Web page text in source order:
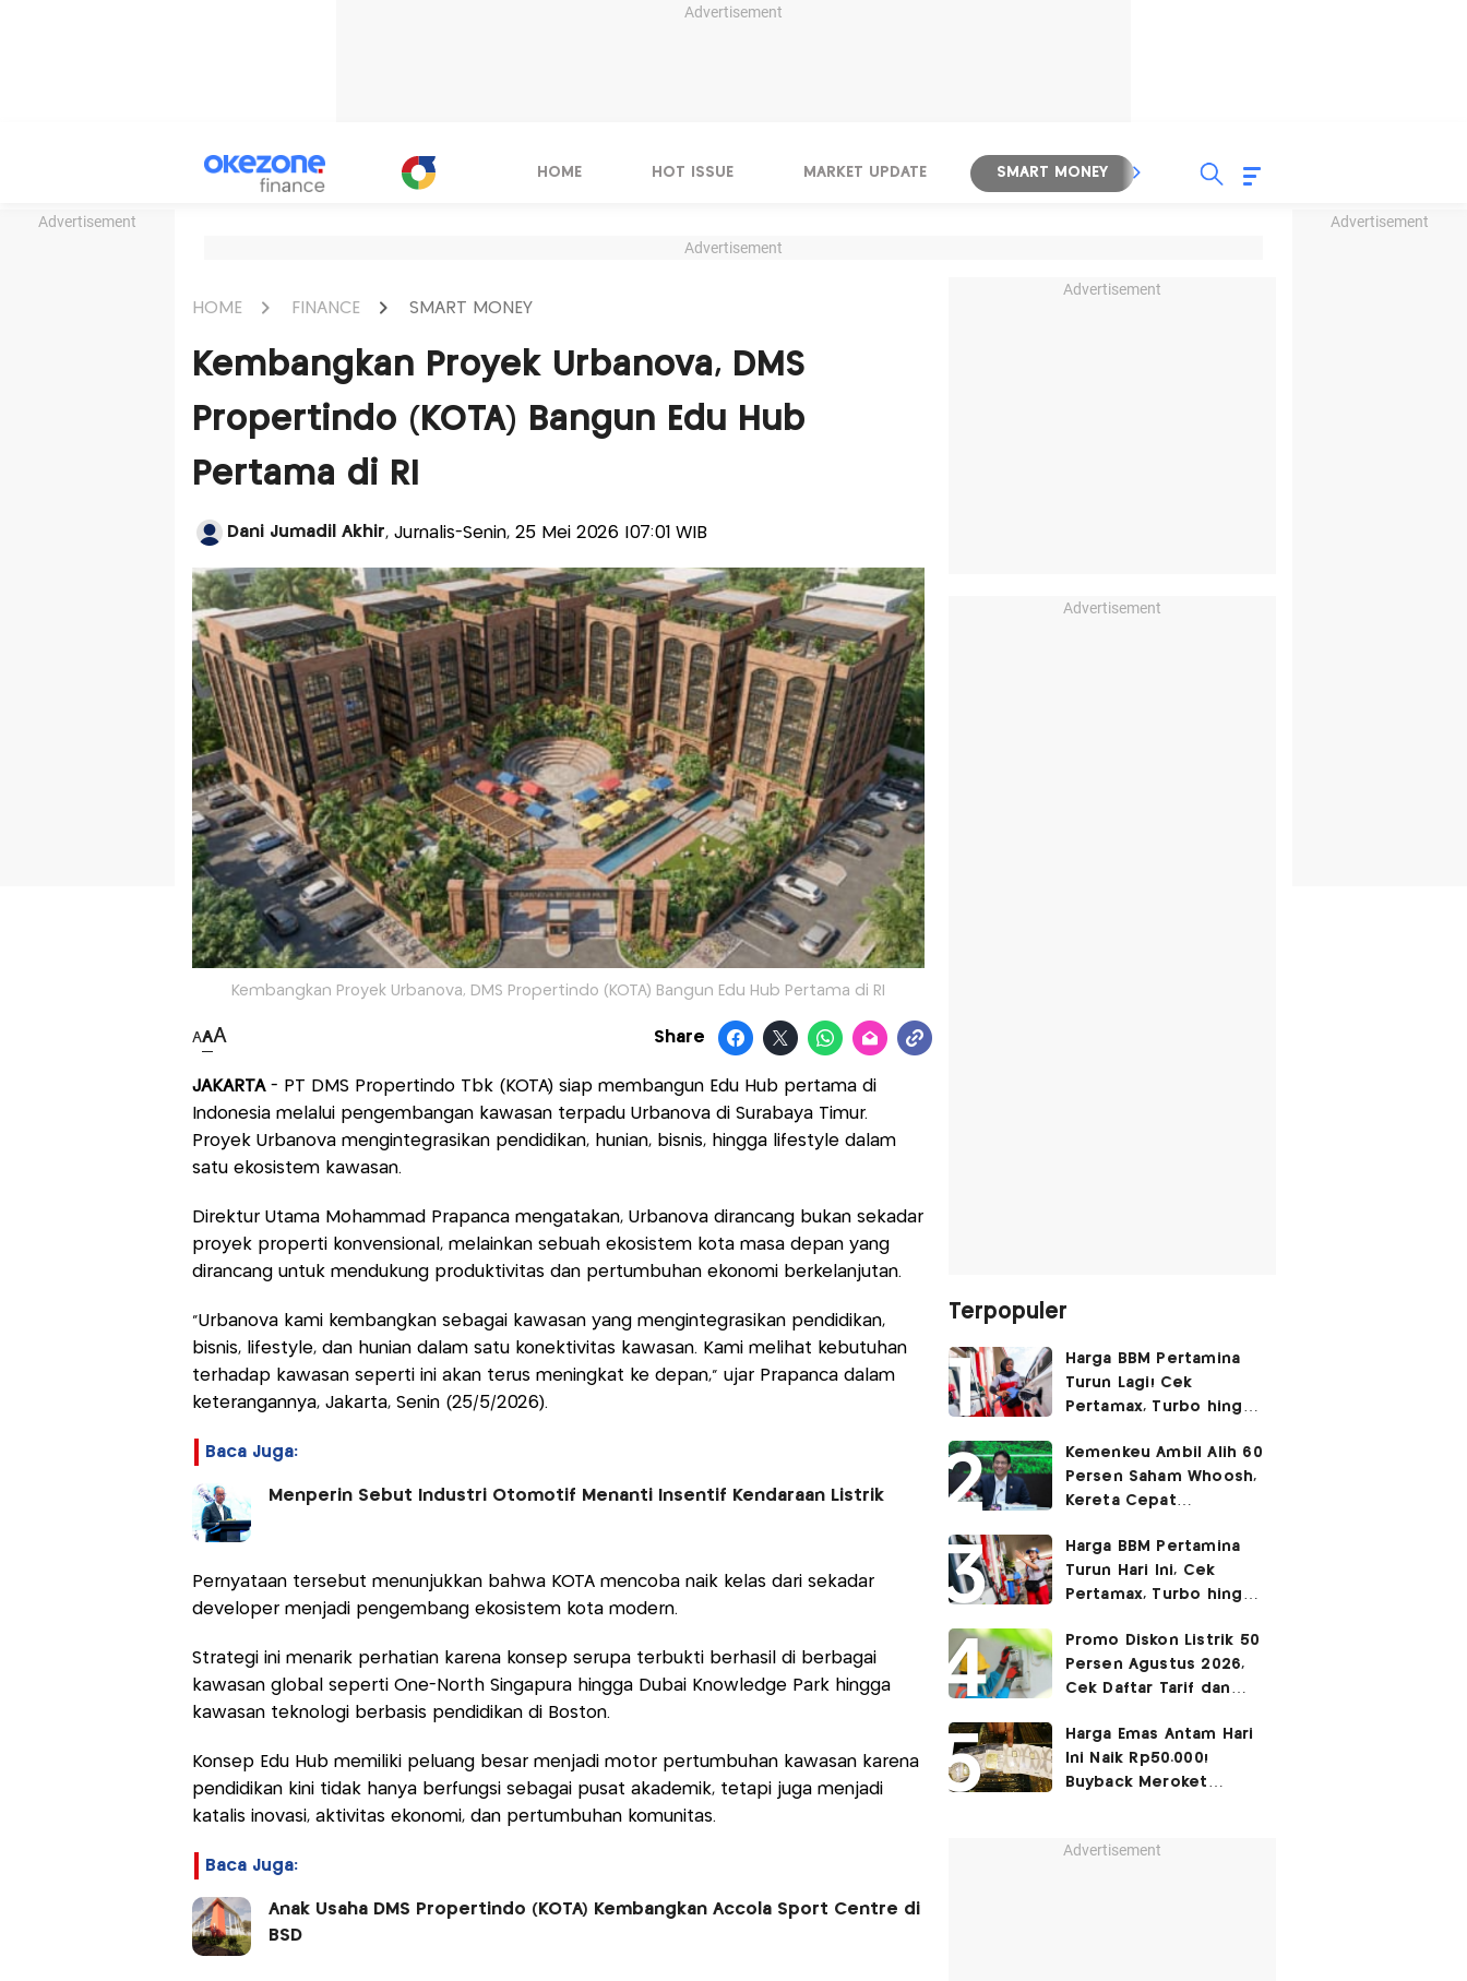
Advertisement
Advertisement Advertisement
HOME HOT ISSUE MARKET UPDATE SMART MONEY INSPIRASI BISNIS
Advertisement
HOME FINANCE SMART MONEY
Kembangkan Proyek Urbanova, DMS
Propertindo (KOTA) Bangun Edu Hub
Pertama di RI
Dani Jumadil Akhir, Jurnalis-Senin, 25 Mei 2026 |07:01 WIB
Kembangkan Proyek Urbanova, DMS Propertindo (KOTA) Bangun Edu Hub Pertama di RI
AAA Share
JAKARTA - PT DMS Propertindo Tbk (KOTA) siap membangun Edu Hub pertama di
Indonesia melalui pengembangan kawasan terpadu Urbanova di Surabaya Timur.
Proyek Urbanova mengintegrasikan pendidikan, hunian, bisnis, hingga lifestyle dalam
satu ekosistem kawasan.
Direktur Utama Mohammad Prapanca mengatakan, Urbanova dirancang bukan sekadar
proyek properti konvensional, melainkan sebuah ekosistem kota masa depan yang
dirancang untuk mendukung produktivitas dan pertumbuhan ekonomi berkelanjutan.
“Urbanova kami kembangkan sebagai kawasan yang mengintegrasikan pendidikan,
bisnis, lifestyle, dan hunian dalam satu konektivitas kawasan. Kami melihat kebutuhan
terhadap kawasan seperti ini akan terus meningkat ke depan,” ujar Prapanca dalam
keterangannya, Jakarta, Senin (25/5/2026).
Baca Juga:
Menperin Sebut Industri Otomotif Menanti Insentif Kendaraan Listrik
Pernyataan tersebut menunjukkan bahwa KOTA mencoba naik kelas dari sekadar
developer menjadi pengembang ekosistem kota modern.
Strategi ini menarik perhatian karena konsep serupa terbukti berhasil di berbagai
kawasan global seperti One-North Singapura hingga Dubai Knowledge Park hingga
kawasan teknologi berbasis pendidikan di Boston.
Konsep Edu Hub memiliki peluang besar menjadi motor pertumbuhan kawasan karena
pendidikan kini tidak hanya berfungsi sebagai pusat akademik, tetapi juga menjadi
katalis inovasi, aktivitas ekonomi, dan pertumbuhan komunitas.
Baca Juga:
Anak Usaha DMS Propertindo (KOTA) Kembangkan Accola Sport Centre di
BSD
Advertisement
Advertisement
Terpopuler
Harga BBM Pertamina
Turun Lagi! Cek
Pertamax, Turbo hingga
Agustus 2026
Kemenkeu Ambil Alih 60
Persen Saham Whoosh,
Kereta Cepat
Surabaya
Harga BBM Pertamina
Turun Hari Ini, Cek
Pertamax, Turbo hingga
2026
Promo Diskon Listrik 50
Persen Agustus 2026,
Cek Daftar Tarif dan
Harga Emas Antam Hari
Ini Naik Rp50.000!
Buyback Meroket
Advertisement